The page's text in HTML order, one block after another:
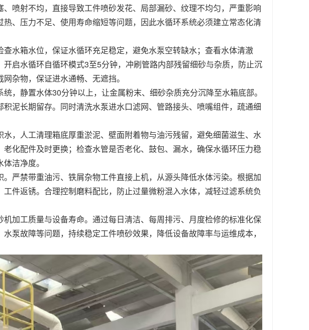
喷射不均，直接导致工件喷砂发花、局部漏砂、纹理不均匀，严重影响
、压力不足、使用寿命缩短等问题，因此水循环系统必须建立常态化清
水箱水位，保证水循环充足稳定，避免水泵空转缺水；查看水体清澈
启水循环自循环模式3至5分钟，冲刷管路内部残留细砂与杂质，防止沉
杂物，保证进水通畅、无遮挡。
，静置水体30分钟以上，让金属粉末、细砂杂质充分沉降至水箱底部。
泥长期留存。同时清洗水泵进水口滤网、管路接头、喷嘴组件，疏通细
，人工清理箱底厚重淤泥、壁面附着物与油污残留，避免细菌滋生、水
化配件及时更换；检查水管是否老化、鼓包、漏水，确保水循环压力稳
洁净度。
严禁带重油污、铁屑杂物工件直接上机，从源头降低水体污染。根据加
件返锈。合理控制磨料配比，防止过量微粉混入水体，减轻过滤系统负
加工质量与设备寿命。通过每日清洁、每周排污、月度检修的标准化保
泵故障等问题，持续稳定工件喷砂效果，降低设备故障率与运维成本，